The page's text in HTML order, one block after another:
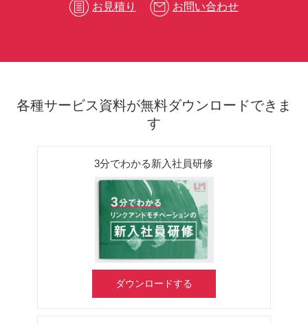
お見積り お問い合わせ
各種サービス資料が無料ダウンロードできま
す
3分でわかる新入社員研修
ダウンロードする